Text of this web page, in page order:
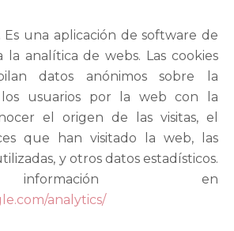
Es una aplicación de software de
la analítica de webs. Las cookies
datos anónimos sobre la
los usuarios por la web con la
el origen de las visitas, el
que han visitado la web, las
y otros datos estadísticos.
en
analytics/